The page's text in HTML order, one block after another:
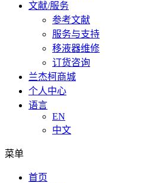
文献/服务
参考文献
服务与支持
移液器维修
订货咨询
兰杰柯商城
个人中心
语言
EN
中文
菜单
首页